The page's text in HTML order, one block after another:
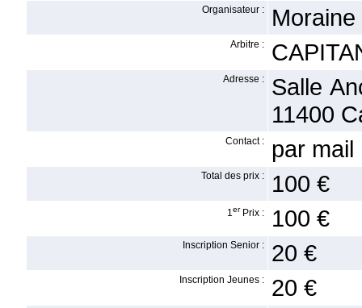
Organisateur :
Arbitre :
Adresse :
Salle
11400
Contact : par mail
Total des prix : 100 €
1er Prix : 100 €
Inscription Senior : 20 €
Inscription Jeunes : 20 €